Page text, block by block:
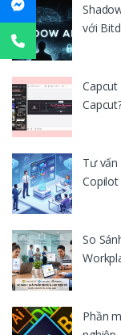
với
Tư
Copilot
So
Phần